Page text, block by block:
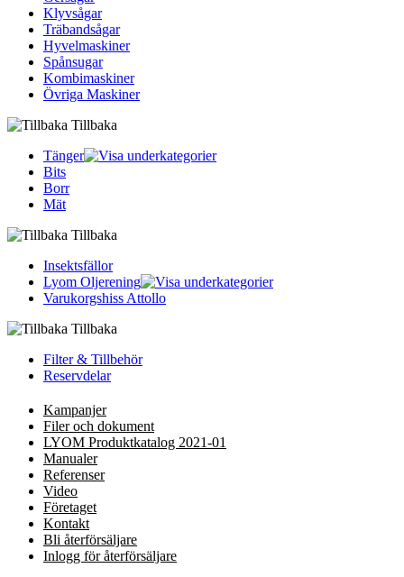
Klyvsågar
Träbandsågar
Hyvelmaskiner
Spånsugar
Kombimaskiner
Övriga Maskiner
Tillbaka
Tänger
Bits
Borr
Mät
Tillbaka
Insektsfällor
Lyom Oljerening
Varukorgshiss Attollo
Tillbaka
Filter & Tillbehör
Reservdelar
Kampanjer
Filer och dokument
LYOM Produktkatalog 2021-01
Manualer
Referenser
Video
Företaget
Kontakt
Bli återförsäljare
Inlogg för återförsäljare